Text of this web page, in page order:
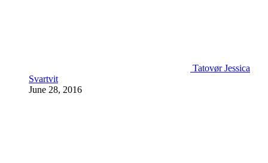
Tatovør Jessica
Svartvit
June 28, 2016